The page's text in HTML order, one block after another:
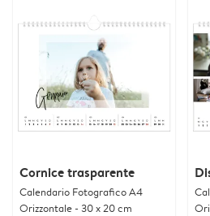
Cornice trasparente
Calendario Fotografico A4
Orizzontale - 30 x 20 cm